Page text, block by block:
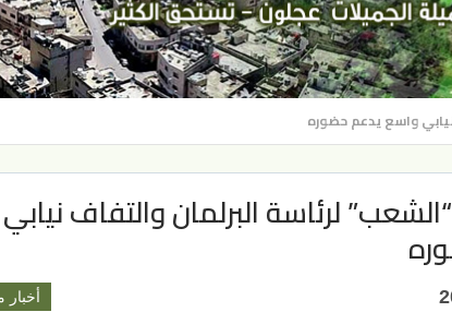
واسع يدعم حضوره
لرئاسة البرلمان والتفاف نيابي
أخبار